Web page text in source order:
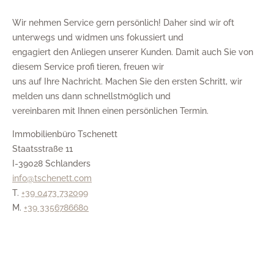
Wir nehmen Service gern persönlich! Daher sind wir oft
unterwegs und widmen uns fokussiert und
engagiert den Anliegen unserer Kunden. Damit auch Sie von
diesem Service profi tieren, freuen wir
uns auf Ihre Nachricht. Machen Sie den ersten Schritt, wir
melden uns dann schnellstmöglich und
vereinbaren mit Ihnen einen persönlichen Termin.
Immobilienbüro Tschenett
Staatsstraße 11
I-39028 Schlanders
info@tschenett.com
T. +39 0473 732099
M. +39 3356786680